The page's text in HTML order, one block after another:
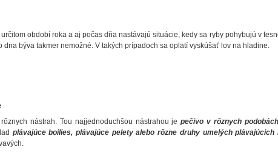
určitom období roka a aj počas dňa nastávajú situácie, kedy sa ryby pohybujú v
dna býva takmer nemožné. V takých prípadoch sa oplatí vyskúšať lov na hladine.
nástrah. Tou najjednoduchšou nástrahou jepečivo v rôznych podobách
plávajúce boilies, plávajúce pelety alebo rôzne druhy umelých plávajúcich